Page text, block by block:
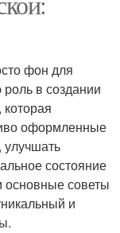
фон для
в создании
оформленные
улучшать
состояние
основные советы
и